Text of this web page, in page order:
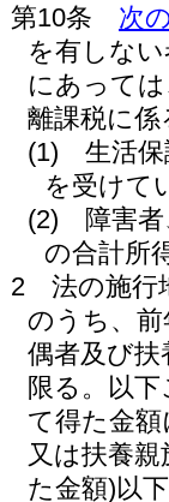
第10条
次
を有しな
にあって
離課税に
(1)
生活
を受けて
(2)
障害
の合計所
2
法の施行
のうち、
偶者及び扶
限る。以
て得た金
又は扶養
た金額)以